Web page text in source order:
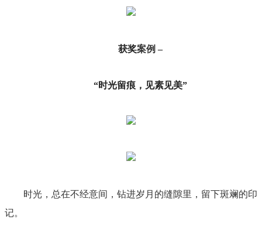
获奖案例 –
“时光留痕，见素见美”
时光，总在不经意间，钻进岁月的缝隙里，留下斑斓的印
记。